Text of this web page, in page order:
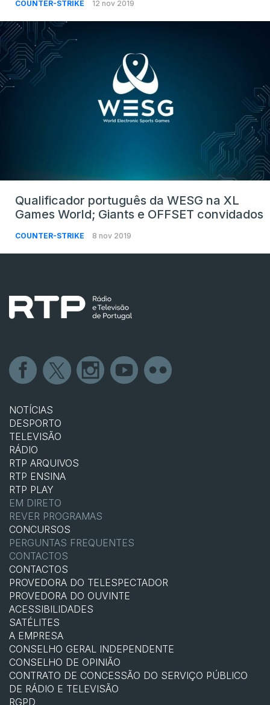
COUNTER-STRIKE 12 nov 2019
Qualificador português da WESG na XL
Games World; Giants e OFFSET convidados
COUNTER-STRIKE 8 nov 2019
NOTÍCIAS
DESPORTO
TELEVISÃO
RÁDIO
RTP ARQUIVOS
RTP ENSINA
RTP PLAY
EM DIRETO
REVER PROGRAMAS
CONCURSOS
PERGUNTAS FREQUENTES
CONTACTOS
CONTACTOS
PROVEDORA DO TELESPECTADOR
PROVEDORA DO OUVINTE
ACESSIBILIDADES
SATÉLITES
A EMPRESA
CONSELHO GERAL INDEPENDENTE
CONSELHO DE OPINIÃO
CONTRATO DE CONCESSÃO DO SERVIÇO PÚBLICO
DE RÁDIO E TELEVISÃO
RGPD